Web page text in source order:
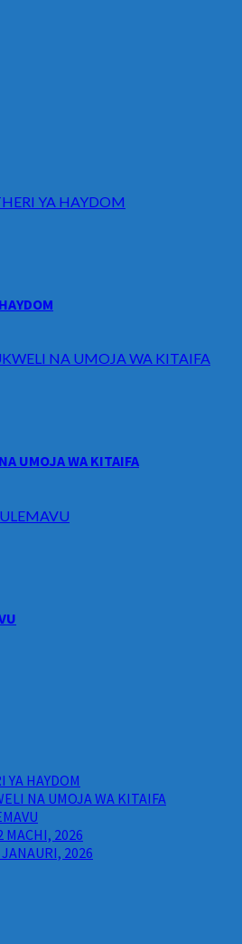
YA HAYDOM
NA UMOJA WA KITAIFA
UMOJA WA KITAIFA
HAYDOM
NA UMOJA WA KITAIFA
MACHI, 2026
2026